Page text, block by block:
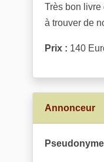
Très bon livre
à trouver de
Prix : 140
Annonceur